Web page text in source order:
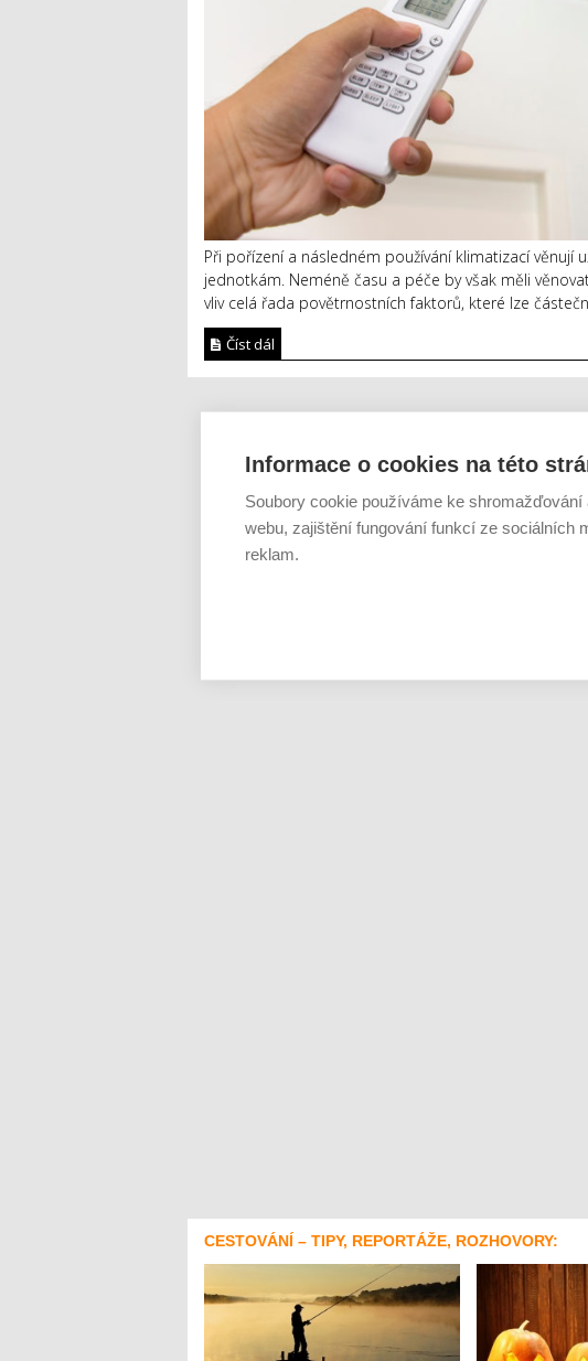
Při pořízení a následném používání klimatizací
jednotkám. Neméně času a péče by však měli
vliv celá řada povětrnostních faktorů, které lze
Číst dál
CESTOVÁNÍ – TIPY, REPORTÁŽE, ROZHOVORY:
Informace o cookies na této
Soubory cookie používáme ke
webu, zajištění fungování funkcí ze sociálních
reklam.